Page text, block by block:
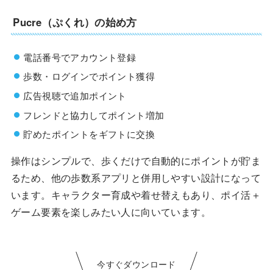
Pucre（ぷくれ）の始め方
電話番号でアカウント登録
歩数・ログインでポイント獲得
広告視聴で追加ポイント
フレンドと協力してポイント増加
貯めたポイントをギフトに交換
操作はシンプルで、歩くだけで自動的にポイントが貯ま
るため、他の歩数系アプリと併用しやすい設計になって
います。キャラクター育成や着せ替えもあり、ポイ活＋
ゲーム要素を楽しみたい人に向いています。
今すぐダウンロード